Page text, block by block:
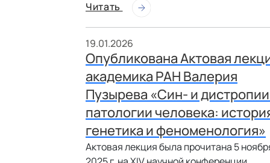
Читать
19.01.2026
Опубликована Актовая
академика РАН Валерия
Пузырева «Син- и
патологии человека:
генетика и феноменология»
Актовая лекция была прочитана 5